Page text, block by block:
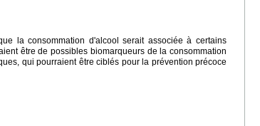
la consommation d'alcool serait associée à certains
être de possibles biomarqueurs de la consommation
qui pourraient être ciblés pour la prévention précoce